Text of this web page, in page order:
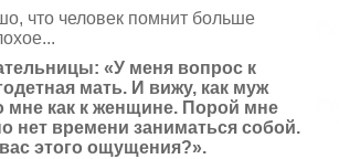
что человек помнит больше
«У меня вопрос к
мать. И вижу, как муж
мне как к женщине. Порой мне
нет времени заниматься собой.
этого ощущения?».